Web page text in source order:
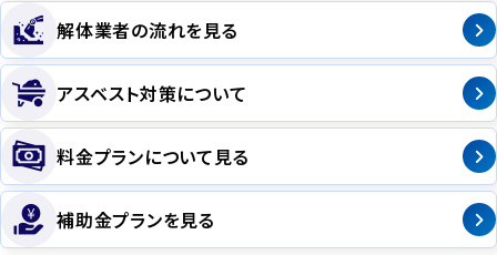
解体業者の流れを見る
アスベスト対策について
料金プランについて見る
補助金プランを見る